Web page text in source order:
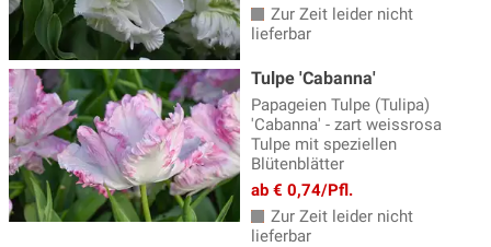
Zur Zeit leider nicht
lieferbar
Tulpe 'Cabanna'
Papageien Tulpe (Tulipa)
'Cabanna' - zart weissrosa
Tulpe mit speziellen
Blütenblätter
ab € 0,74/Pfl.
Zur Zeit leider nicht
lieferbar